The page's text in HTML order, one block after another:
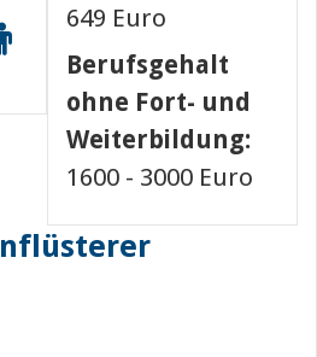
649 Euro
Berufsgehalt
ohne Fort- und
Weiterbildung:
1600 - 3000 Euro